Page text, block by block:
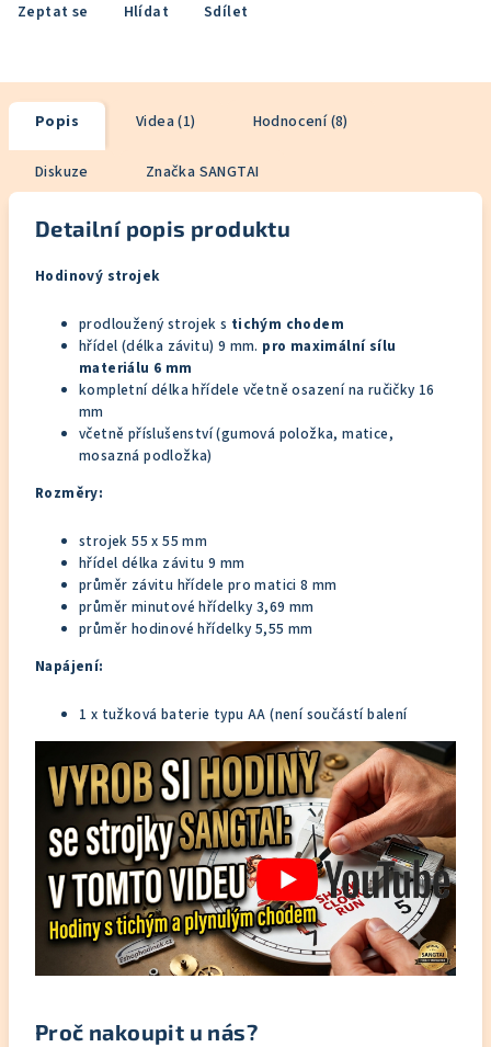
Zeptat se Hlídat Sdílet
Popis Videa (1) Hodnocení (8)
Diskuze Značka SANGTAI
Detailní popis produktu
Hodinový strojek
prodloužený strojek s tichým chodem
hřídel (délka závitu) 9 mm. pro maximální sílu
materiálu 6 mm
kompletní délka hřídele včetně osazení na ručičky 16
mm
včetně příslušenství (gumová položka, matice,
mosazná podložka)
Rozměry:
strojek 55 x 55 mm
hřídel délka závitu 9 mm
průměr závitu hřídele pro matici 8 mm
průměr minutové hřídelky 3,69 mm
průměr hodinové hřídelky 5,55 mm
Napájení:
1 x tužková baterie typu AA (není součástí balení
Proč nakoupit u nás?